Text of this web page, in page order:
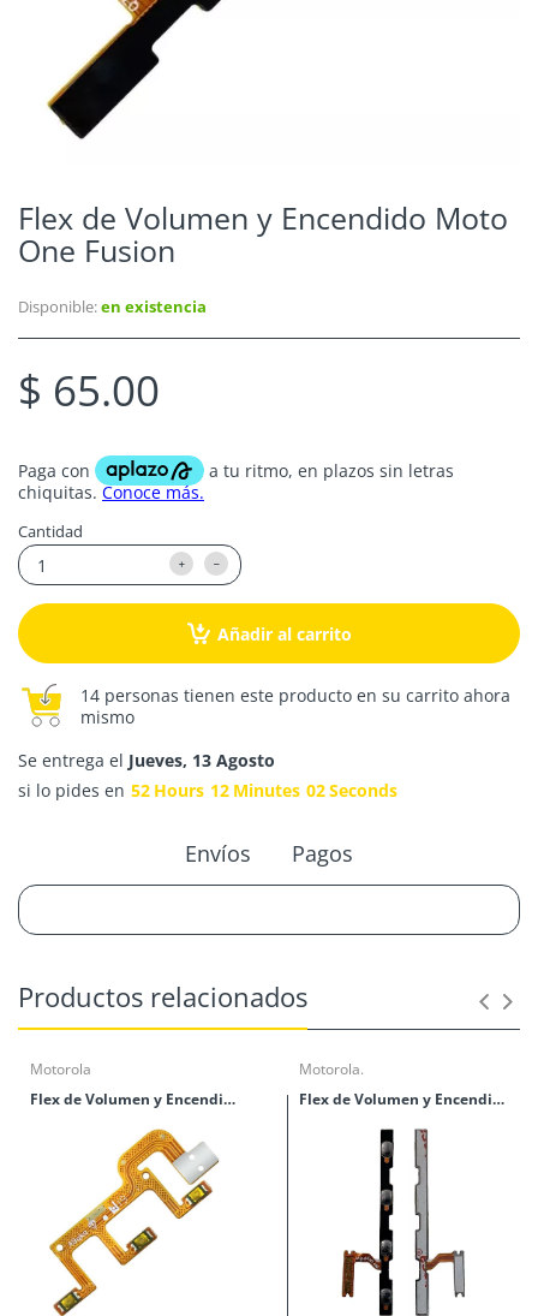
Flex de Volumen y Encendido Moto
One Fusion
Disponible:en existencia
$ 65.00
Cantidad
Añadir al carrito
14 personas tienen este producto en su carrito ahora
mismo
Se entrega el Jueves, 13 Agosto
si lo pides en 52 Hours 12 Minutes 01Second
Envíos Pagos
Productos relacionados
Motorola
Flex de Volumen y Encendido Moto Action
Motorola.
Flex de Volumen y Encendido Moto G60